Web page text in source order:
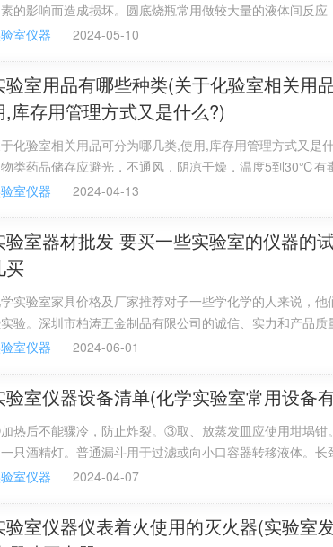
的影响而造成损坏。圆底烧瓶常用做较大量的液体间反应
室仪器 2024-05-10
验室用品有哪些种类(关于化验室相关用
,库存用管理方式又是什么?)
化验室相关用品可分为哪几类,使用,库存用管理方式又是
类药品储存应避光，不通风，阴凉干燥，温度5到30℃有
液固分开就好。小学科学实验器材如何分类一般来说，初
为自然，实验器材也应该统称为自然科学实验器材。好
室仪器 2024-04-13
验室器材批发 要买一些实验室的仪器的
买
实验室家具价格及厂家推荐对子一些学化学的人来说，
验。深圳市柏涛五金制品有限公司的诚信、实力和产品
还有手套、药品试剂、等等。一般由实验室负责人写采购
式采购。学生一般没有权利采购的。
室仪器 2024-06-01
验室仪器设备清单(化学实验室常用设备
热后不能骤冷，防止炸裂。③取、放蒸发皿应使用坩埚
只酒精灯。普通漏斗用于过滤或向小口容器转移液体。长
液体。离心机该机适用于生物，化学，遗传学，医药学，
的厚度，分无损和有损两种，其中大部分是无损的。
室仪器 2024-04-07
验室仪器仪表着火使用的灭火器(实验室